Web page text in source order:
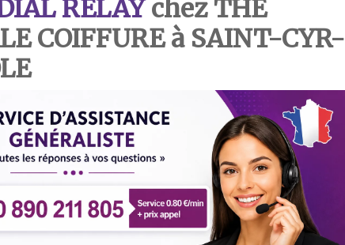
RELAYchez THE
COIFFURE à SAINT-CYR-